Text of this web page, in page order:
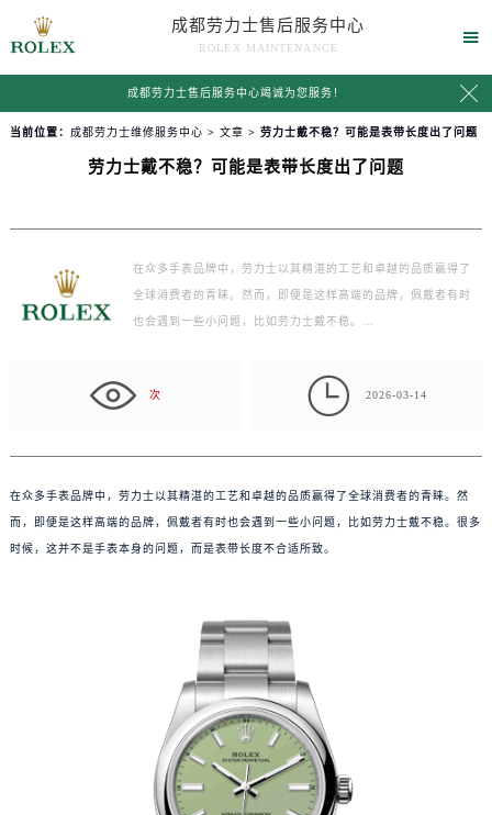
成都劳力士售后服务中心
ROLEX MAINTENANCE

成都劳力士售后服务中心竭诚为您服务！ 
当前位置： 成都劳力士维修服务中心 > 文章 > 劳力士戴不稳？可能是表带长度出了问题
劳力士戴不稳？可能是表带长度出了问题
在众多手表品牌中，劳力士以其精湛的工艺和卓越的品质赢得了
全球消费者的青睐。然而，即便是这样高端的品牌，佩戴者有时
也会遇到一些小问题，比如劳力士戴不稳。…
次  2026-03-14
在众多手表品牌中，劳力士以其精湛的工艺和卓越的品质赢得了全球消费者的青睐。然
而，即便是这样高端的品牌，佩戴者有时也会遇到一些小问题，比如劳力士戴不稳。很多
时候，这并不是手表本身的问题，而是表带长度不合适所致。